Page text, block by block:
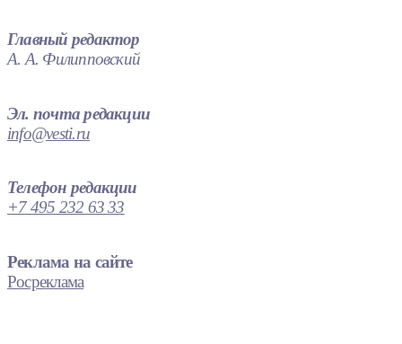
Главный редактор
А. А. Филипповский
Эл. почта редакции
info@vesti.ru
Телефон редакции
+7 495 232 63 33
Реклама на сайте
Росреклама